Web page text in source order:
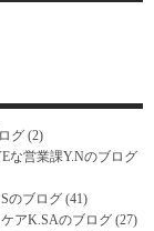
グ (2)
な営業課Y.Nのブログ
のブログ (41)
アK.SAのブログ (27)